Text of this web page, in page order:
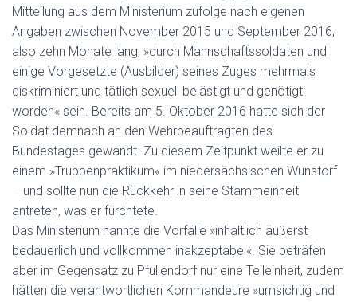
Mitteilung aus dem Ministerium zufolge nach eigenen
Angaben zwischen November 2015 und September 2016,
also zehn Monate lang, »durch Mannschaftssoldaten und
einige Vorgesetzte (Ausbilder) seines Zuges mehrmals
diskriminiert und tätlich sexuell belästigt und genötigt
worden« sein. Bereits am 5. Oktober 2016 hatte sich der
Soldat demnach an den Wehrbeauftragten des
Bundestages gewandt. Zu diesem Zeitpunkt weilte er zu
einem »Truppenpraktikum« im niedersächsischen Wunstorf
– und sollte nun die Rückkehr in seine Stammeinheit
antreten, was er fürchtete.
Das Ministerium nannte die Vorfälle »inhaltlich äußerst
bedauerlich und vollkommen inakzeptabel«. Sie beträfen
aber im Gegensatz zu Pfullendorf nur eine Teileinheit, zudem
hätten die verantwortlichen Kommandeure »umsichtig und